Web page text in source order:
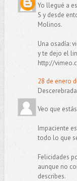
Yo llegué a
S y desde
Molinos.
Una osadía:
y te dejo el
http://
28 de enero
Veo que
Impaciente
todo lo que
Felicidades
aunque no
describes.